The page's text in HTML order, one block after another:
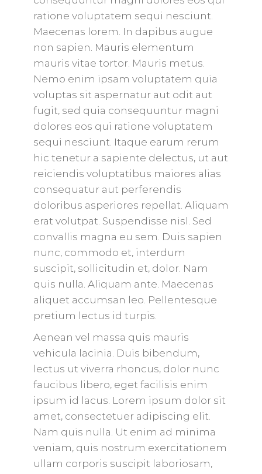
ratione voluptatem sequi nesciunt.
Maecenas lorem. In dapibus augue
non sapien. Mauris elementum
mauris vitae tortor. Mauris metus.
Nemo enim ipsam voluptatem quia
voluptas sit aspernatur aut odit aut
fugit, sed quia consequuntur magni
dolores eos qui ratione voluptatem
sequi nesciunt. Itaque earum rerum
hic tenetur a sapiente delectus, ut aut
reiciendis voluptatibus maiores alias
consequatur aut perferendis
doloribus asperiores repellat. Aliquam
erat volutpat. Suspendisse nisl. Sed
convallis magna eu sem. Duis sapien
nunc, commodo et, interdum
suscipit, sollicitudin et, dolor. Nam
quis nulla. Aliquam ante. Maecenas
aliquet accumsan leo. Pellentesque
pretium lectus id turpis.
Aenean vel massa quis mauris
vehicula lacinia. Duis bibendum,
lectus ut viverra rhoncus, dolor nunc
faucibus libero, eget facilisis enim
ipsum id lacus. Lorem ipsum dolor sit
amet, consectetuer adipiscing elit.
Nam quis nulla. Ut enim ad minima
veniam, quis nostrum exercitationem
ullam corporis suscipit laboriosam,